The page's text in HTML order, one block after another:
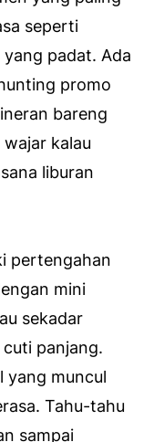
seperti
padat. Ada
promo
bareng
kalau
liburan
pertengahan
mini
sekadar
panjang.
yang muncul
Tahu-tahu
sampai